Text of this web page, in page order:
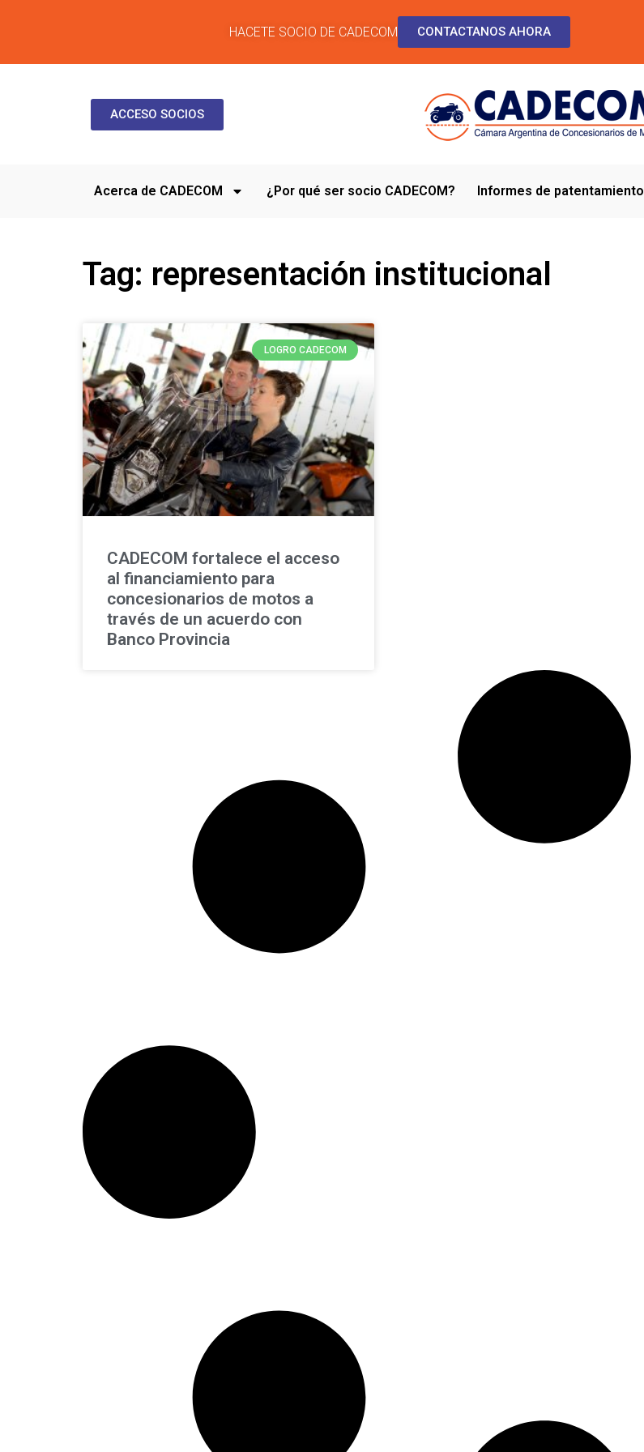
HACETE SOCIO DE CADECOM CONTACTANOS AHORA
ACCESO SOCIOS
Acerca de CADECOM ¿Por qué ser socio CADECOM? Informes de patentamiento
Tag: representación institucional
LOGRO CADECOM
CADECOM fortalece el acceso
al financiamiento para
concesionarios de motos a
través de un acuerdo con
Banco Provincia